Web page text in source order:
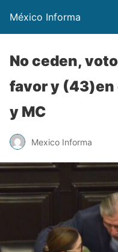
México Informa
No ceden,
favor y (43)en
y MC
Mexico Informa